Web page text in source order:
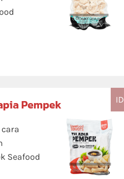
ID
Pempek
Seafood